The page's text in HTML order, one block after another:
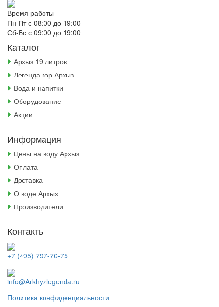
Время работы
Пн-Пт с 08:00 до 19:00
Сб-Вс с 09:00 до 19:00
Каталог
Архыз 19 литров
Легенда гор Архыз
Вода и напитки
Оборудование
Акции
Информация
Цены на воду Архыз
Оплата
Доставка
О воде Архыз
Производители
Контакты
+7 (495) 797-76-75
info@Arkhyzlegenda.ru
Политика конфиденциальности